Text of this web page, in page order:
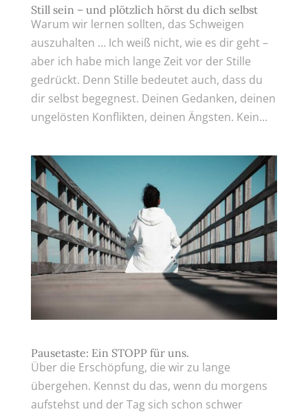
Still sein – und plötzlich hörst du dich selbst
Warum wir lernen sollten, das Schweigen
auszuhalten … Ich weiß nicht, wie es dir geht –
aber ich habe mich lange Zeit vor der Stille
gedrückt. Denn Stille bedeutet auch, dass du
dir selbst begegnest. Deinen Gedanken, deinen
ungelösten Konflikten, deinen Ängsten. Kein...
Pausetaste: Ein STOPP für uns.
Über die Erschöpfung, die wir zu lange
übergehen. Kennst du das, wenn du morgens
aufstehst und der Tag sich schon schwer